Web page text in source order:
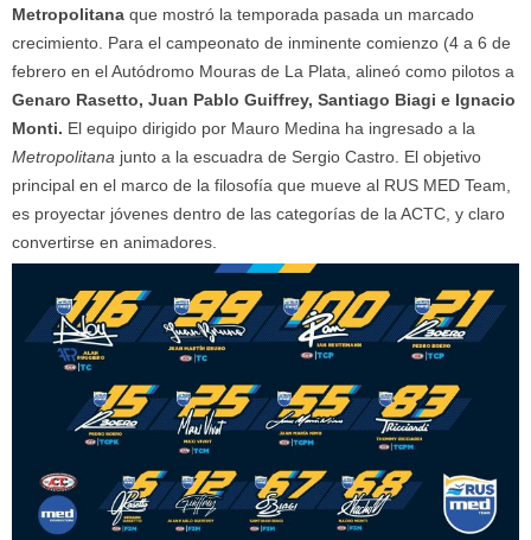
Metropolitana que mostró la temporada pasada un marcado
crecimiento. Para el campeonato de inminente comienzo (4 a 6 de
febrero en el Autódromo Mouras de La Plata, alineó como pilotos a
Genaro Rasetto, Juan Pablo Guiffrey, Santiago Biagi e Ignacio
Monti. El equipo dirigido por Mauro Medina ha ingresado a la
Metropolitana junto a la escuadra de Sergio Castro. El objetivo
principal en el marco de la filosofía que mueve al RUS MED Team,
es proyectar jóvenes dentro de las categorías de la ACTC, y claro
convertirse en animadores.